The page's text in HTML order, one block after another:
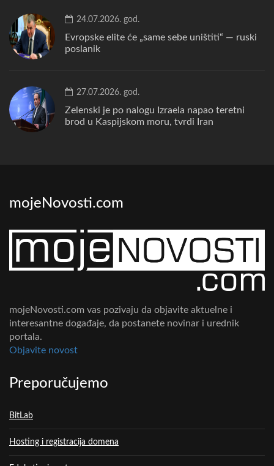
24.07.2026. god.
Evropske elite će „same sebe uništiti“ — ruski
poslanik
27.07.2026. god.
Zelenski je po nalogu Izraela napao teretni
brod u Kaspijskom moru, tvrdi Iran
mojeNovosti.com
mojeNovosti.com vas pozivaju da objavite aktuelne i
interesantne događaje, da postanete novinar i urednik
portala.
Objavite novost
Preporučujemo
BitLab
Hosting i registracija domena